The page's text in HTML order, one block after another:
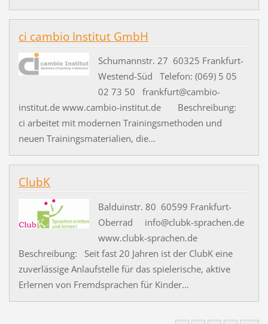
ci cambio Institut GmbH
Schumannstr. 27 60325 Frankfurt-
Westend-Süd Telefon: (069) 5 05
02 73 50 frankfurt@cambio-
institut.de www.cambio-institut.de Beschreibung:
ci arbeitet mit modernen Trainingsmethoden und
neuen Trainingsmaterialien, die...
ClubK
Balduinstr. 80 60599 Frankfurt-
Oberrad info@clubk-sprachen.de
www.clubk-sprachen.de
Beschreibung: Seit fast 20 Jahren ist der ClubK eine
zuverlässige Anlaufstelle für das spielerische, aktive
Erlernen von Fremdsprachen für Kinder...